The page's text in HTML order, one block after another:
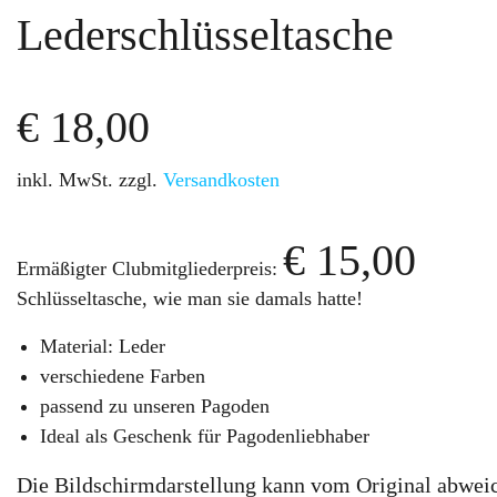
Lederschlüsseltasche
€ 18,00
inkl. MwSt. zzgl. Versandkosten
Ermäßigter Clubmitgliederpreis: € 15,00
Schlüsseltasche, wie man sie damals hatte!
Material: Leder
verschiedene Farben
passend zu unseren Pagoden
Ideal als Geschenk für Pagodenliebhaber
Die Bildschirmdarstellung kann vom Original